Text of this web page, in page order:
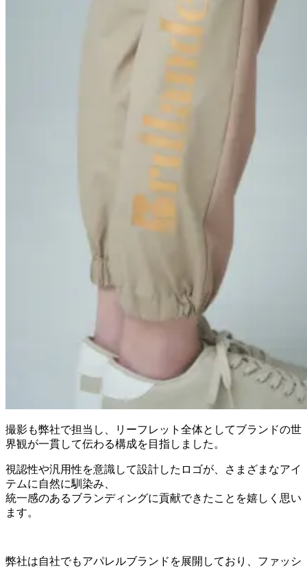
撮影も弊社で担当し、リーフレット全体としてブランドの世
界観が一貫して伝わる構成を目指しました。
視認性や汎用性を意識して設計したロゴが、さまざまなアイ
テムに自然に馴染み、
統一感のあるブランディングに貢献できたことを嬉しく思い
ます。
弊社は自社でもアパレルブランドを展開しており、ファッシ